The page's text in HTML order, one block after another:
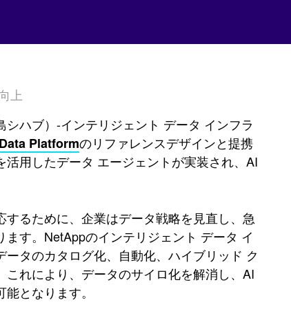
上
ハブ）-インテリジェント データ インフラ
Platformのリファレンスデザインと提携
用したデータ エージェントが実装され、AI
るために、企業はデータ戦略を見直し、急
す。NetAppのインテリジェント データ イ
タのカタログ化、自動化、ハイブリッド ク
れにより、データのサイロ化を解消し、AI
となります。